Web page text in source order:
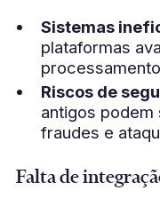
Sistemas
plataformas
Riscos de
antigos podem
fraudes e
Falta de